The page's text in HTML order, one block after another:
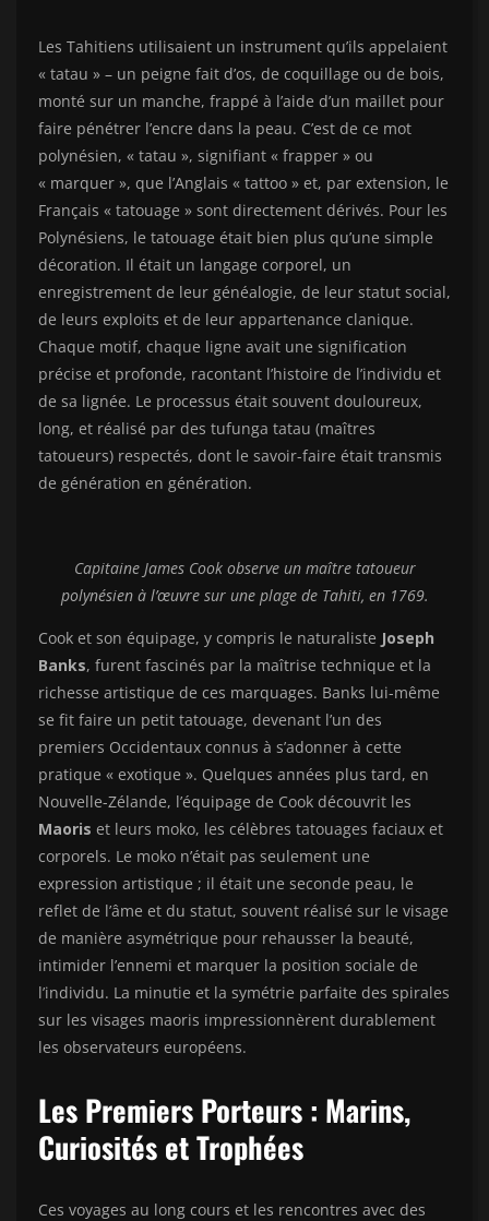
Les Tahitiens utilisaient un instrument qu’ils appelaient
« tatau » – un peigne fait d’os, de coquillage ou de bois,
monté sur un manche, frappé à l’aide d’un maillet pour
faire pénétrer l’encre dans la peau. C’est de ce mot
polynésien, « tatau », signifiant « frapper » ou
« marquer », que l’Anglais « tattoo » et, par extension, le
Français « tatouage » sont directement dérivés. Pour les
Polynésiens, le tatouage était bien plus qu’une simple
décoration. Il était un langage corporel, un
enregistrement de leur généalogie, de leur statut social,
de leurs exploits et de leur appartenance clanique.
Chaque motif, chaque ligne avait une signification
précise et profonde, racontant l’histoire de l’individu et
de sa lignée. Le processus était souvent douloureux,
long, et réalisé par des tufunga tatau (maîtres
tatoueurs) respectés, dont le savoir-faire était transmis
de génération en génération.
Capitaine James Cook observe un maître tatoueur
polynésien à l’œuvre sur une plage de Tahiti, en 1769.
Cook et son équipage, y compris le naturaliste Joseph
Banks, furent fascinés par la maîtrise technique et la
richesse artistique de ces marquages. Banks lui-même
se fit faire un petit tatouage, devenant l’un des
premiers Occidentaux connus à s’adonner à cette
pratique « exotique ». Quelques années plus tard, en
Nouvelle-Zélande, l’équipage de Cook découvrit les
Maoris et leurs moko, les célèbres tatouages faciaux et
corporels. Le moko n’était pas seulement une
expression artistique ; il était une seconde peau, le
reflet de l’âme et du statut, souvent réalisé sur le visage
de manière asymétrique pour rehausser la beauté,
intimider l’ennemi et marquer la position sociale de
l’individu. La minutie et la symétrie parfaite des spirales
sur les visages maoris impressionnèrent durablement
les observateurs européens.
Les Premiers Porteurs : Marins,
Curiosités et Trophées
Ces voyages au long cours et les rencontres avec des